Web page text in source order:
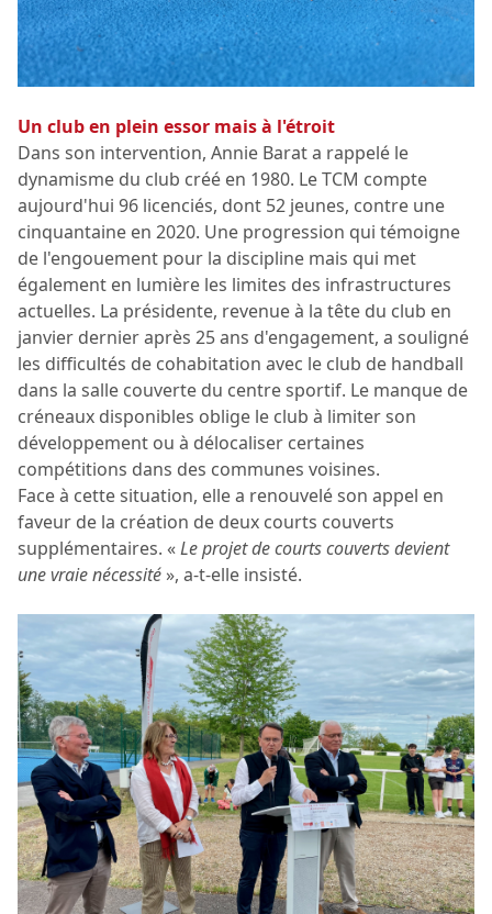
Un club en plein essor mais à l'étroit
Dans son intervention, Annie Barat a rappelé le
dynamisme du club créé en 1980. Le TCM compte
aujourd'hui 96 licenciés, dont 52 jeunes, contre une
cinquantaine en 2020. Une progression qui témoigne
de l'engouement pour la discipline mais qui met
également en lumière les limites des infrastructures
actuelles. La présidente, revenue à la tête du club en
janvier dernier après 25 ans d'engagement, a souligné
les difficultés de cohabitation avec le club de handball
dans la salle couverte du centre sportif. Le manque de
créneaux disponibles oblige le club à limiter son
développement ou à délocaliser certaines
compétitions dans des communes voisines.
Face à cette situation, elle a renouvelé son appel en
faveur de la création de deux courts couverts
supplémentaires. «Le projet de courts couverts devient
une vraie nécessité », a-t-elle insisté.